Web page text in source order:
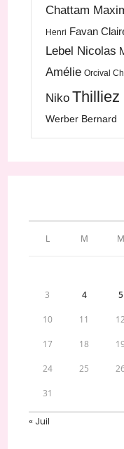
Chattam
Henri Favan
Lebel Nicolas
Amélie Orcival
Niko Thilliez
Werber Bernard
L M M
3 4 5
10 11 12
17 18 19
24 25
31
« Juil